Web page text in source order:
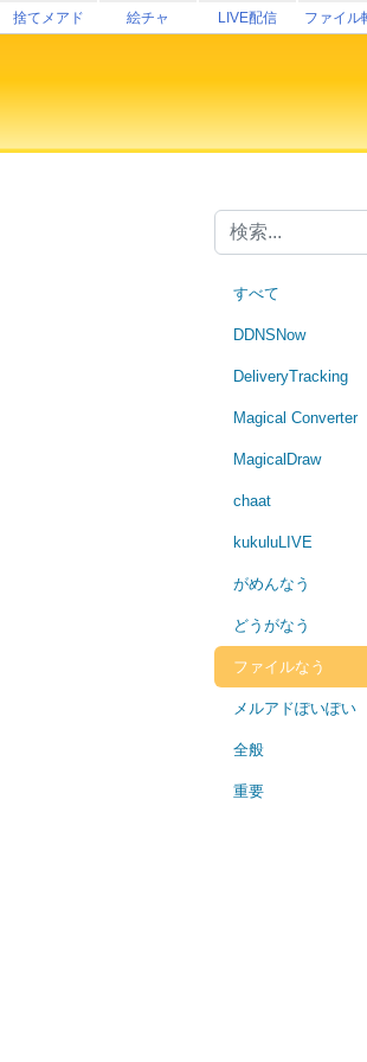
捨てメアド 絵チャ LIVE配信 ファイル
すべて
DDNSNow
DeliveryTracking
Magical Converter
MagicalDraw
chaat
kukuluLIVE
がめんなう
どうがなう
ファイルなう
メルアドぽいぽい
全般
重要